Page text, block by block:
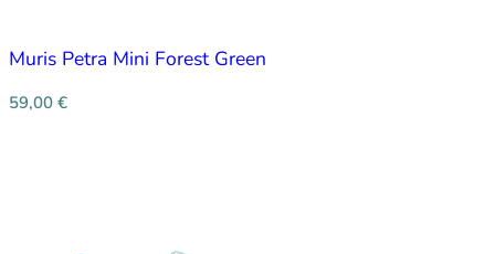
Muris Petra Mini Forest Green
59,00 €